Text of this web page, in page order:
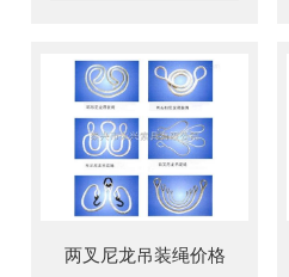
两叉尼龙吊装绳价格